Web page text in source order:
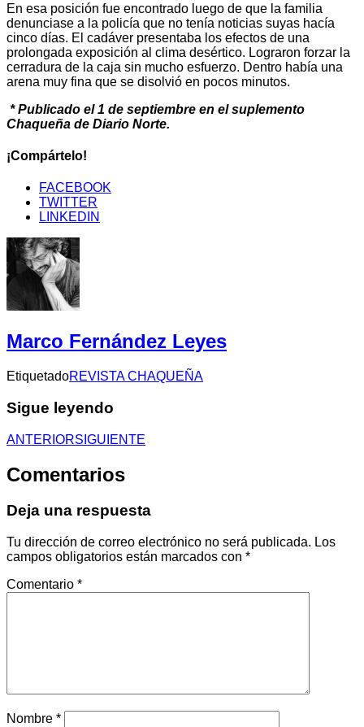
En esa posición fue encontrado luego de que la familia
denunciase a la policía que no tenía noticias suyas hacía
cinco días. El cadáver presentaba los efectos de una
prolongada exposición al clima desértico. Lograron forzar la
cerradura de la caja sin mucho esfuerzo. Dentro había una
arena muy fina que se disolvió en pocos minutos.
* Publicado el 1 de septiembre en el suplemento
Chaqueña de Diario Norte.
¡Compártelo!
FACEBOOK
TWITTER
LINKEDIN
Marco Fernández Leyes
EtiquetadoREVISTA CHAQUEÑA
Sigue leyendo
ANTERIORSIGUIENTE
Comentarios
Deja una respuesta
Tu dirección de correo electrónico no será publicada. Los
campos obligatorios están marcados con *
Comentario *
Nombre *